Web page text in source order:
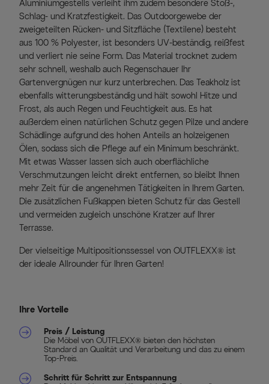
Aluminiumgestells verleiht ihm zudem besondere Stoß-,
Schlag- und Kratzfestigkeit. Das Outdoorgewebe der
zweigeteilten Rücken- und Sitzfläche (Textilene) besteht
aus 100 % Polyester, ist besonders UV-beständig, reißfest
und verliert nie seine Form. Das Material trocknet zudem
sehr schnell, weshalb auch Regenschauer Ihr
Gartenvergnügen nur kurz unterbrechen. Das Teakholz ist
ebenfalls witterungsbeständig und hält sowohl Hitze und
Frost, als auch Regen und Feuchtigkeit aus. Es hat
außerdem einen natürlichen Schutz gegen Pilze und andere
Schädlinge aufgrund des hohen Anteils an holzeigenen
Ölen, sodass sich die Pflege auf ein Minimum beschränkt.
Mit etwas Wasser lassen sich auch oberflächliche
Verschmutzungen leicht direkt entfernen, so bleibt Ihnen
mehr Zeit für die angenehmen Tätigkeiten in Ihrem Garten.
Die zusätzlichen Fußkappen bieten Schutz für das Gestell
und vermeiden zugleich unschöne Kratzer auf Ihrer
Terrasse.
Der vielseitige Multipositionssessel von OUTFLEXX® ist
der ideale Allrounder für Ihren Garten!
Ihre Vorteile
Preis / Leistung
Die Möbel von OUTFLEXX® bieten den höchsten
Standard an Qualität und Verarbeitung und das zu einem
Top-Preis.
Schritt für Schritt zur Entspannung